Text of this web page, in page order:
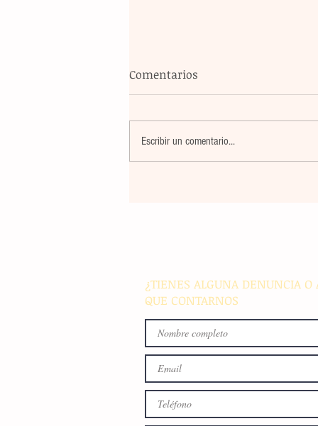
Comentarios
Escribir un comentario...
¿TIENES ALGUNA DENUNCIA O
QUE CONTARNOS